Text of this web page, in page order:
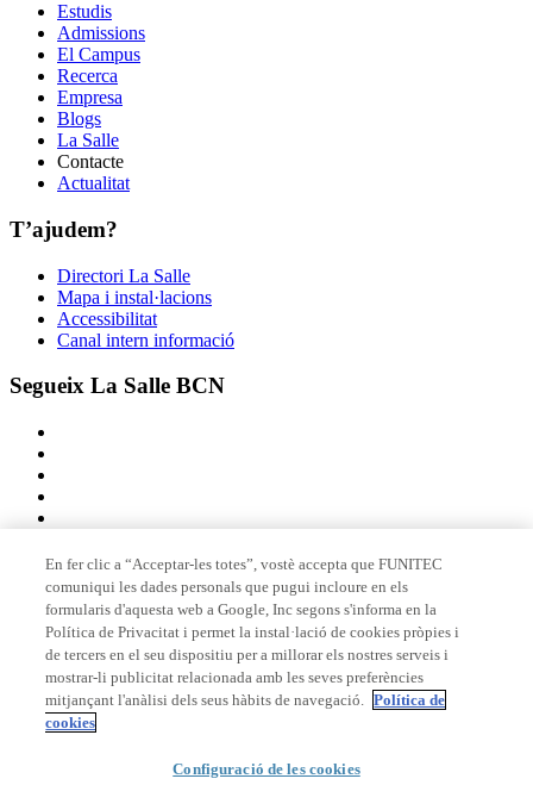
Estudis
Admissions
El Campus
Recerca
Empresa
Blogs
La Salle
Contacte
Actualitat
T’ajudem?
Directori La Salle
Mapa i instal·lacions
Accessibilitat
Canal intern informació
Segueix La Salle BCN
Membre de
Acreditacions
© 2026 La Salle Campus Barcelona - URL |Avís legal
En fer clic a “Acceptar-les totes”, vostè accepta que FUNITEC
comuniqui les dades personals que pugui incloure en els
formularis d'aquesta web a Google, Inc segons s'informa en la
Política de Privacitat i permet la instal·lació de cookies pròpies i
de tercers en el seu dispositiu per a millorar els nostres serveis i
mostrar-li publicitat relacionada amb les seves preferències
mitjançant l'anàlisi dels seus hàbits de navegació. Política de
cookies
Configuració de les cookies